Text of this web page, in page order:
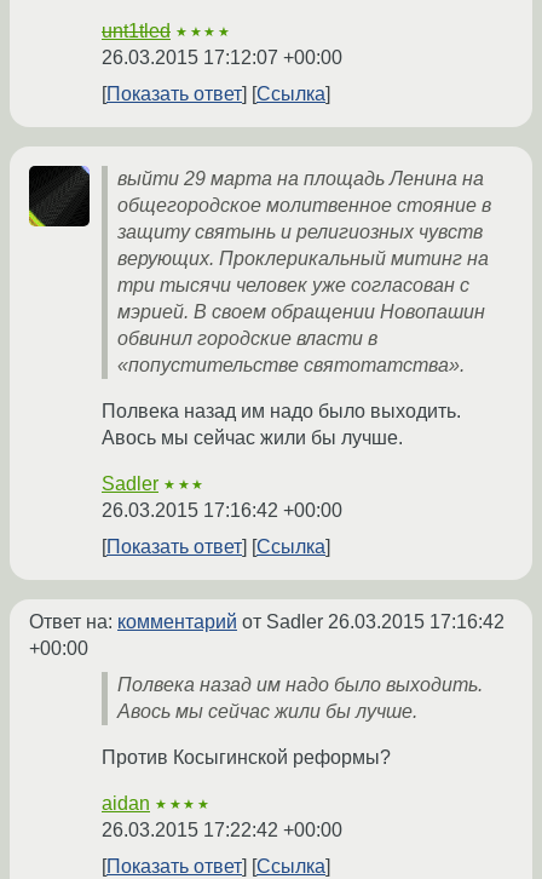
unt1tled ★★★★
26.03.2015 17:12:07 +00:00
Показать ответ
Ссылка
выйти 29 марта на площадь Ленина на
общегородское молитвенное стояние в
защиту святынь и религиозных чувств
верующих. Проклерикальный митинг на
три тысячи человек уже согласован с
мэрией. В своем обращении Новопашин
обвинил городские власти в
«попустительстве святотатства».
Полвека назад им надо было выходить.
Авось мы сейчас жили бы лучше.
Sadler ★★★
26.03.2015 17:16:42 +00:00
Показать ответ
Ссылка
Ответ на: комментарий от Sadler 26.03.2015 17:16:42
+00:00
Полвека назад им надо было выходить.
Авось мы сейчас жили бы лучше.
Против Косыгинской реформы?
aidan ★★★★
26.03.2015 17:22:42 +00:00
Показать ответ
Ссылка